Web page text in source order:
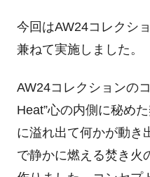
今回はAW24コレクシ
兼ねて実施しました。
AW24コレクションの
Heat”心の内側に秘め
に溢れ出て何かが動き
で静かに燃える焚き火